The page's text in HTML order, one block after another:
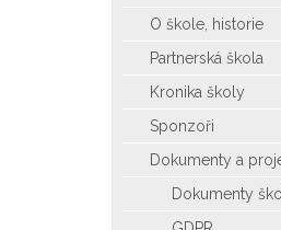
O škole, historie
Partnerská škola
Kronika školy
Sponzoři
Dokumenty a
Dokumenty